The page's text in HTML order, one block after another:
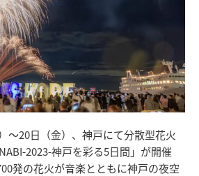
～20日（金）、神戸にて分散型花火
2023-神戸を彩る5日間」が開催
発の花火が音楽とともに神戸の夜空